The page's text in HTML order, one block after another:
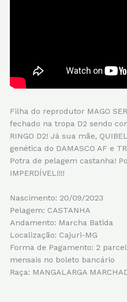
Filha do reprodutor MAGO
fechado na tropa D2 sendo
RINGO D2! Já sua mãe,
genética do DAMASCO AF e
Potra de pelagem castanha!
IMPERDÍVEL!!!!
Nascimento: 20/09/2023
Pelagem: CASTANHA
Andamento: Marcha Batida
Localização: Cajuri-MG
Forma de Pagamento: 2
mensais no boleto bancário
Raça: MANGALARGA